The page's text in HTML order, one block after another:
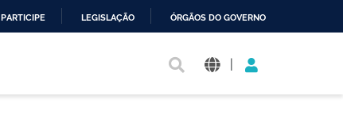
PARTICIPE LEGISLAÇÃO ÓRGÃOS DO GOVERNO
|